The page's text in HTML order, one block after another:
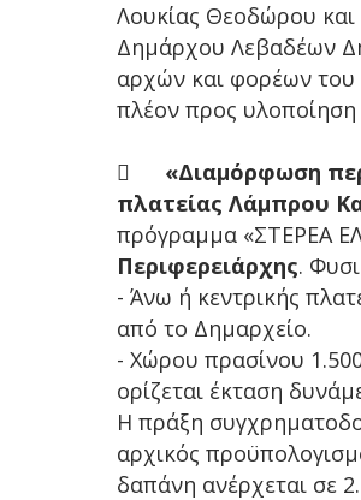
Λουκίας Θεοδώρου
Δημάρχου Λεβαδέων
αρχών και φορέων του
πλέον προς

«Διαμόρφωση
πλατείας Λάμπρου
πρόγραμμα «ΣΤΕΡΕΑ
Περιφερειάρχης.
- Άνω ή κεντρικής
από το Δημαρχείο.
- Χώρου πρασίνου
ορίζεται έκταση
Η πράξη
αρχικός
δαπάνη ανέρχεται σε